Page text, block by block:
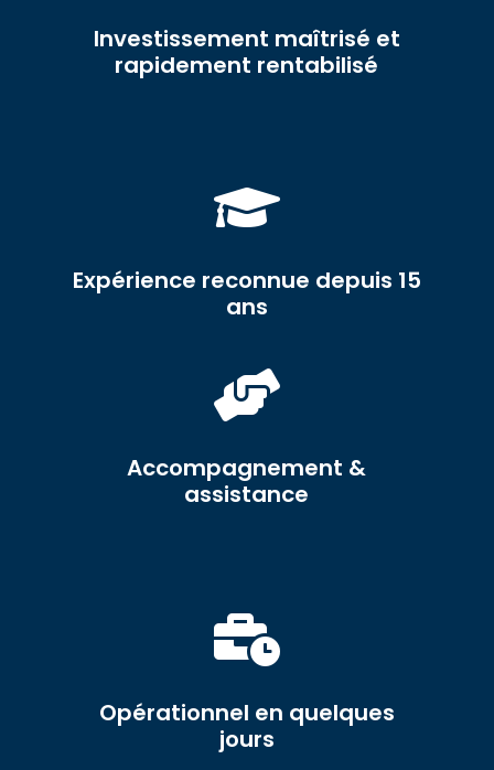
Investissement maîtrisé et
rapidement rentabilisé

Expérience reconnue depuis 15
ans

Accompagnement &
assistance

Opérationnel en quelques
jours